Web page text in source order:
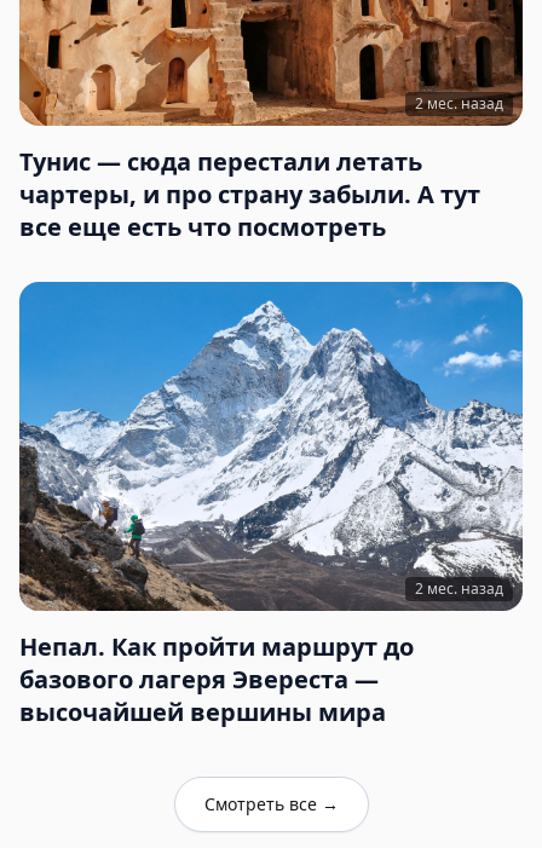
2 мес. назад
Тунис — сюда перестали летать
чартеры, и про страну забыли. А тут
все еще есть что посмотреть
2 мес. назад
Непал. Как пройти маршрут до
базового лагеря Эвереста —
высочайшей вершины мира
Смотреть все→